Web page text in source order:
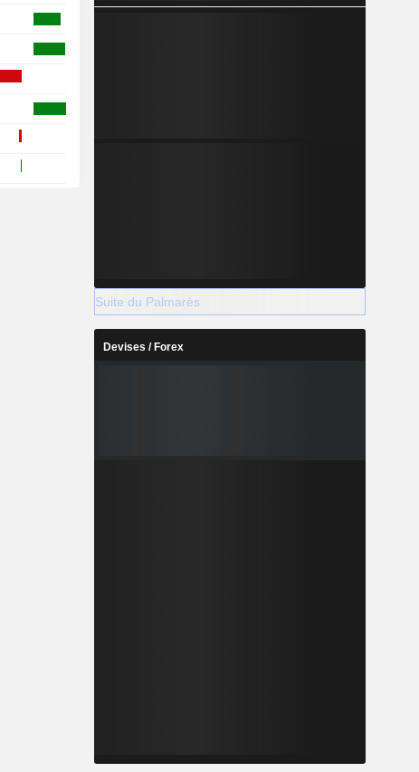
Suite du Palmarès
Devises / Forex